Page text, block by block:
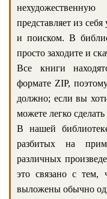
представляет из
и поиском. В
просто заходите и
Все книги
формате ZIP,
должно; если вы
можете легко
В нашей
разбитых на
различных
это связано с тем,
выложены обычно